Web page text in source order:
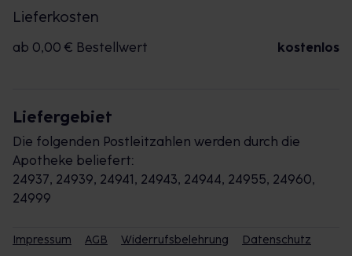
Lieferkosten
ab 0,00 € Bestellwert kostenlos
Liefergebiet
Die folgenden Postleitzahlen werden durch die
Apotheke beliefert:
24937, 24939, 24941, 24943, 24944, 24955, 24960,
24999
Impressum AGB Widerrufsbelehrung Datenschutz